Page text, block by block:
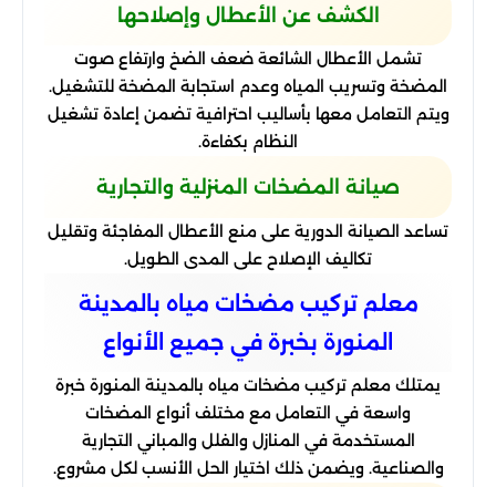
الكشف عن الأعطال وإصلاحها
تشمل الأعطال الشائعة ضعف الضخ وارتفاع صوت
المضخة وتسريب المياه وعدم استجابة المضخة للتشغيل.
ويتم التعامل معها بأساليب احترافية تضمن إعادة تشغيل
النظام بكفاءة.
صيانة المضخات المنزلية والتجارية
تساعد الصيانة الدورية على منع الأعطال المفاجئة وتقليل
تكاليف الإصلاح على المدى الطويل.
معلم تركيب مضخات مياه بالمدينة
المنورة بخبرة في جميع الأنواع
يمتلك معلم تركيب مضخات مياه بالمدينة المنورة خبرة
واسعة في التعامل مع مختلف أنواع المضخات
المستخدمة في المنازل والفلل والمباني التجارية
والصناعية. ويضمن ذلك اختيار الحل الأنسب لكل مشروع.